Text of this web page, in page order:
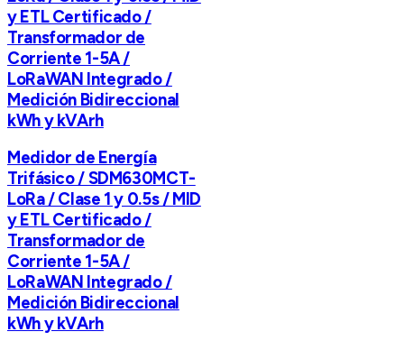
y ETL Certificado /
Transformador de
Corriente 1-5A /
LoRaWAN Integrado /
Medición Bidireccional
kWh y kVArh
Medidor de Energía
Trifásico / SDM630MCT-
LoRa / Clase 1 y 0.5s / MID
y ETL Certificado /
Transformador de
Corriente 1-5A /
LoRaWAN Integrado /
Medición Bidireccional
kWh y kVArh